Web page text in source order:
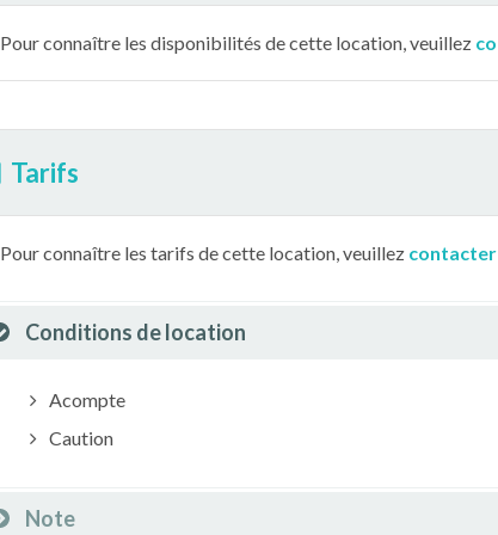
Pour connaître les disponibilités de cette location, veuillez
Tarifs
Pour connaître les tarifs de cette location, veuillez
Conditions de location
Acompte
Caution
Note